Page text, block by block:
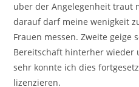
uber der Angelegenheit traut
darauf darf meine wenigkeit
Frauen messen. Zweite geige
Bereitschaft hinterher wieder
sehr konnte ich dies
lizenzieren.